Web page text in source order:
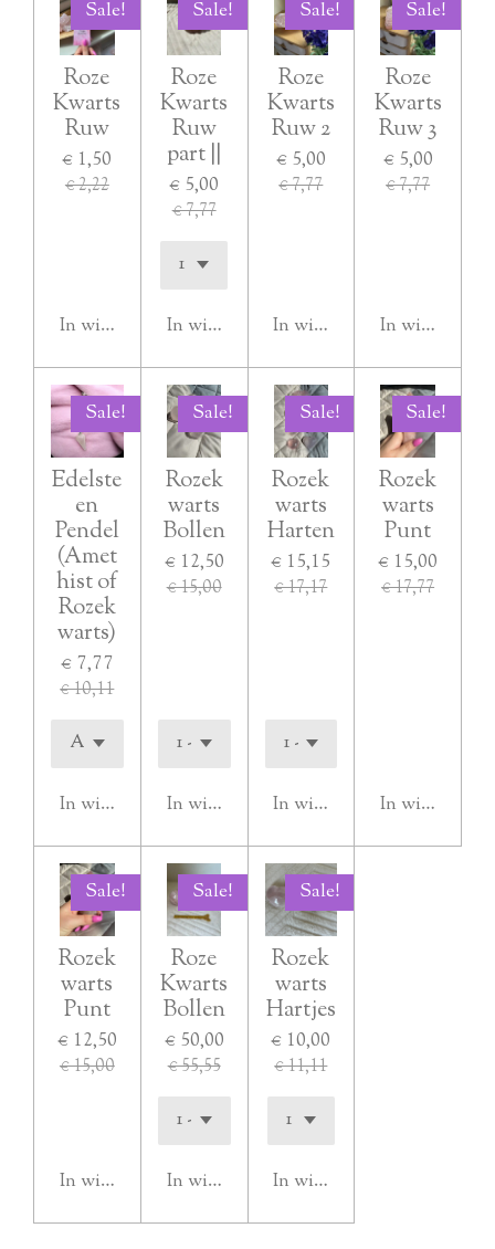
Sale!
Roze
Kwarts
Ruw
€ 1,50
€ 2,22
In winkelwagen
Sale!
Roze
Kwarts
Ruw
part ||
€ 5,00
€ 7,77
In winkelwagen
Sale!
Roze
Kwarts
Ruw 2
€ 5,00
€ 7,77
In winkelwagen
Sale!
Roze
Kwarts
Ruw 3
€ 5,00
€ 7,77
In
Sale!
Edelste
en
Pendel
(Amet
hist of
Rozek
warts)
€ 7,77
€ 10,11
In winkelwagen
Sale!
Rozek
warts
Bollen
€ 12,50
€ 15,00
In winkelwagen
Sale!
Rozek
warts
Harten
€ 15,15
€ 17,17
In winkelwagen
Sale!
Rozek
warts
Punt
€ 15,00
€ 17,77
In
Sale!
Rozek
warts
Punt
€ 12,50
€ 15,00
In winkelwagen
Sale!
Roze
Kwarts
Bollen
€ 50,00
€ 55,55
In winkelwagen
Sale!
Rozek
warts
Hartjes
€ 10,00
€ 11,11
In winkelwagen